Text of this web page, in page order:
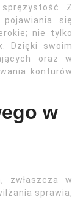
Z
się
nie tylko
Dzięki swoim
oraz w
konturów
w
zwłaszcza w
sprawia,